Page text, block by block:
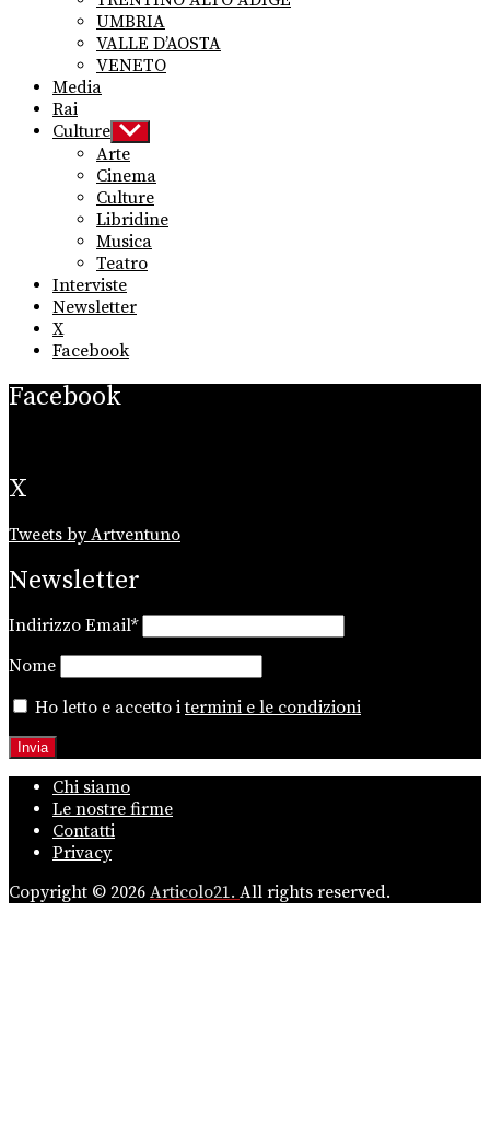
UMBRIA
VALLE D’AOSTA
VENETO
Media
Rai
Culture Show
sub
menu
Arte
Cinema
Culture
Libridine
Musica
Teatro
Interviste
Newsletter
X
Facebook
Facebook
X
Tweets by Artventuno
Newsletter
Indirizzo Email*
Nome
Ho letto e accetto itermini e le condizioni
Chi siamo
Le nostre firme
Contatti
Privacy
Copyright © 2026 Articolo21. All rights reserved.